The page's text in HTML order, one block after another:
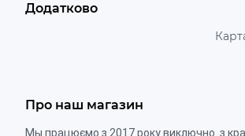
Додатково
Про наш магазин
Мы працюємо з 2017 року виключно з